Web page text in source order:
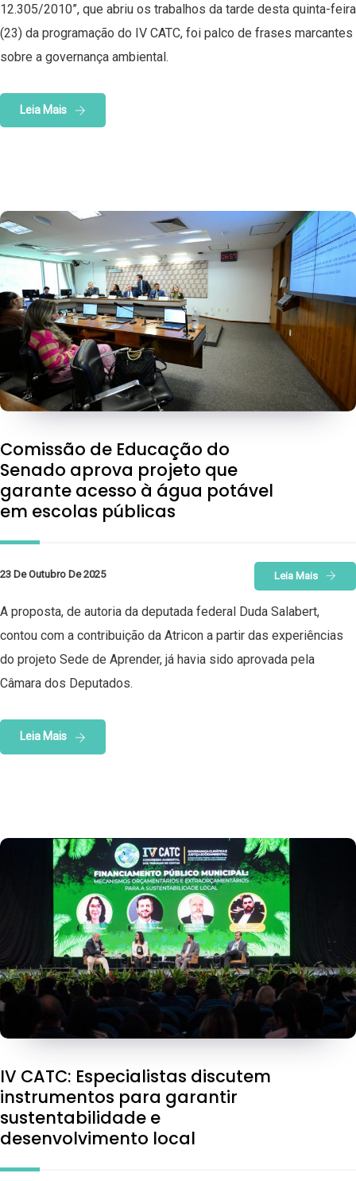
12.305/2010”, que abriu os trabalhos da tarde desta quinta-feira
(23) da programação do IV CATC, foi palco de frases marcantes
sobre a governança ambiental.
Leia Mais
Comissão de Educação do
Senado aprova projeto que
garante acesso à água potável
em escolas públicas
23 De Outubro De 2025 Leia Mais
A proposta, de autoria da deputada federal Duda Salabert,
contou com a contribuição da Atricon a partir das experiências
do projeto Sede de Aprender, já havia sido aprovada pela
Câmara dos Deputados.
Leia Mais
IV CATC: Especialistas discutem
instrumentos para garantir
sustentabilidade e
desenvolvimento local